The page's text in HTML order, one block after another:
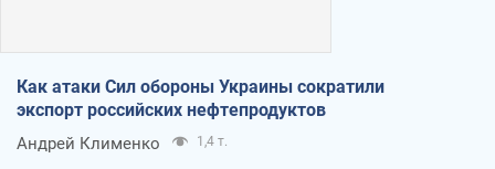
Как атаки Сил обороны Украины сократили
экспорт российских нефтепродуктов
Андрей Клименко 1,4 т.